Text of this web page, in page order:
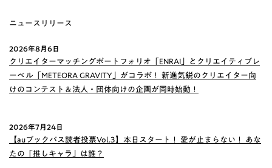
ニュースリリース
2026年8月6日
クリエイターマッチングポートフォリオ「ENRAI」とクリエイティブレ
ーベル「METEORA GRAVITY」がコラボ！ 新進気鋭のクリエイター向
けのコンテスト＆法人・団体向けの企画が同時始動！
2026年7月24日
【auブックパス読者投票Vol.3】本日スタート！ 愛が止まらない！ あな
たの「推しキャラ」は誰？